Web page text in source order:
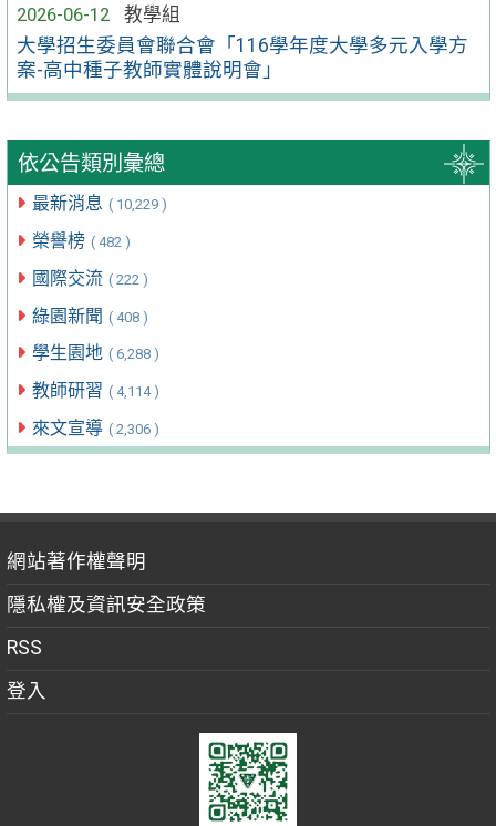
2026-06-12
教學組
大學招生委員會聯合會「116學年度大學多元入學方
案-高中種子教師實體說明會」
依公告類別彙總
最新消息 ( 10,229 )
榮譽榜 ( 482 )
國際交流 ( 222 )
綠園新聞 ( 408 )
學生園地 ( 6,288 )
教師研習 ( 4,114 )
來文宣導 ( 2,306 )
網站著作權聲明
隱私權及資訊安全政策
RSS
登入